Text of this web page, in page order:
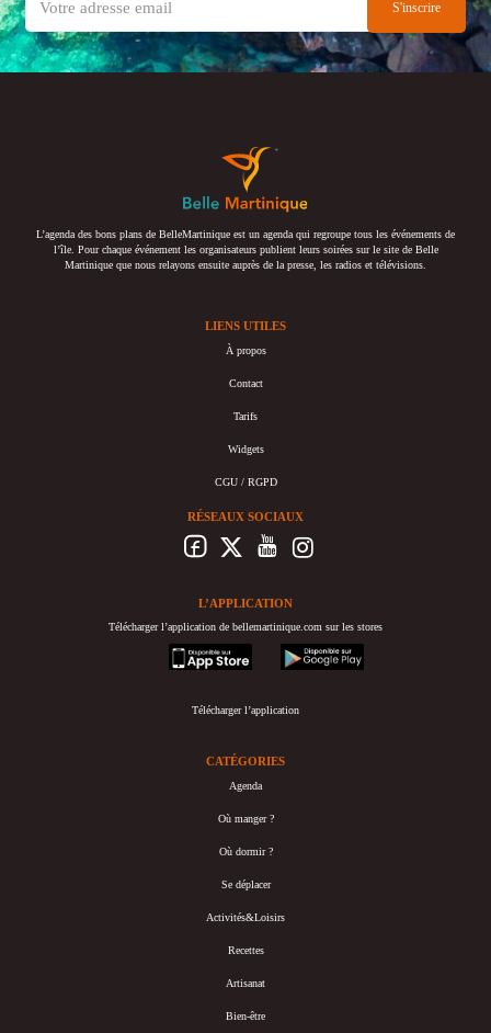
L’agenda des bons plans de BelleMartinique est un agenda qui regroupe tous les événements de
l’île. Pour chaque événement les organisateurs publient leurs soirées sur le site de Belle
Martinique que nous relayons ensuite auprès de la presse, les radios et télévisions.
LIENS UTILES
À propos
Contact
Tarifs
Widgets
CGU / RGPD
RÉSEAUX SOCIAUX
L’APPLICATION
Télécharger l’application de bellemartinique.com sur les stores
appstore
googleplay
Télécharger l’application
CATÉGORIES
Agenda
Où manger ?
Où dormir ?
Se déplacer
Activités&Loisirs
Recettes
Artisanat
Bien-être